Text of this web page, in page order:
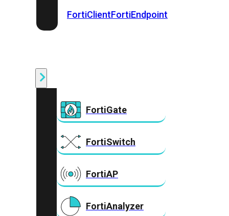
FortiClientFortiEndpoint
FortiGate
FortiSwitch
FortiAP
FortiAnalyzer